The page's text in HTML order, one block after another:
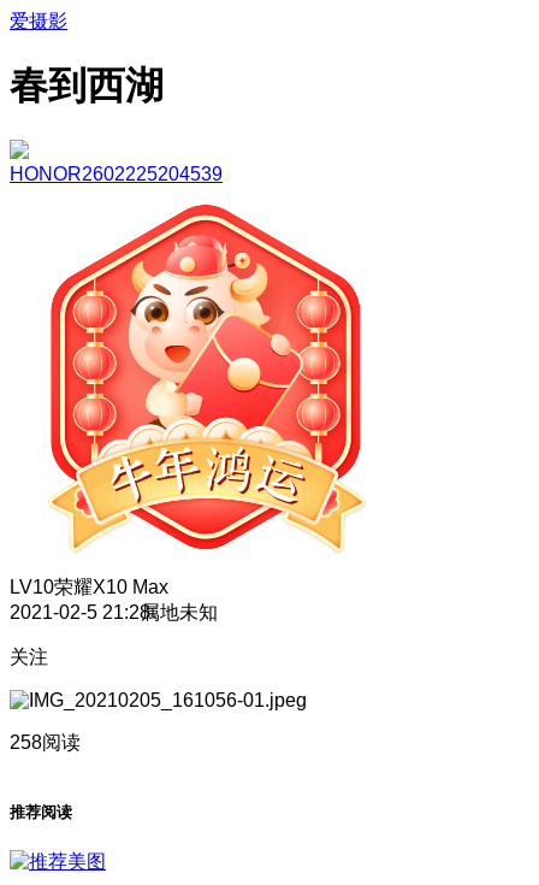
爱摄影
春到西湖
HONOR2602225204539
LV10荣耀X10 Max
2021-02-5 21:28属地未知
关注
258阅读
推荐阅读